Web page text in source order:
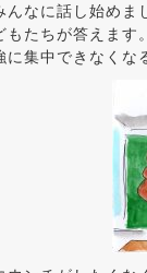
んなに話し始め
もたちが答えます
集中できなくな